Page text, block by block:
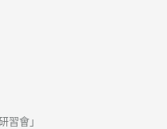
習會」